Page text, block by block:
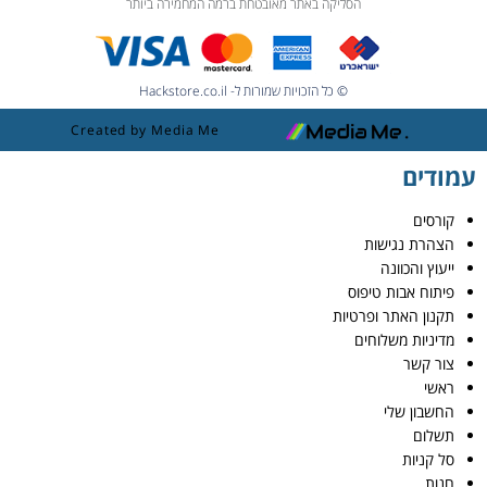
הסליקה באתר מאובטחת ברמה המחמירה ביותר
© כל הזכויות שמורות ל- Hackstore.co.il
Created by Media Me
עמודים
קורסים
הצהרת נגישות
ייעוץ והכוונה
פיתוח אבות טיפוס
תקנון האתר ופרטיות
מדיניות משלוחים
צור קשר
ראשי
החשבון שלי
תשלום
סל קניות